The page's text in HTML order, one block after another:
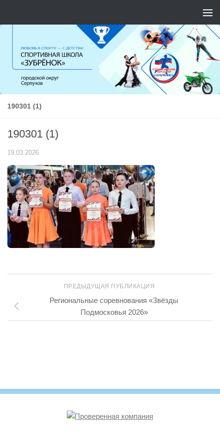
190301 (1)
190301 (1)
19.03.2026
ПРЕДЫДУЩАЯ ПУБЛИКАЦИЯ
Региональные соревнования «Звёзды
Подмосковья 2026»